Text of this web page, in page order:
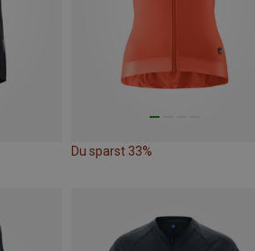
Du sparst 33%